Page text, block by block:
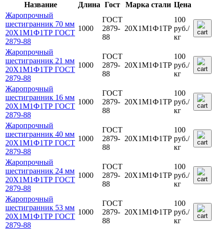
Название
Длина Гост Марка стали Цена
Жаропрочный
шестигранник 70 мм
20Х1М1Ф1ТР ГОСТ
2879-88
1000
ГОСТ
2879-
88
20Х1М1Ф1ТР
100
руб./
кг
Жаропрочный
шестигранник 21 мм
20Х1М1Ф1ТР ГОСТ
2879-88
1000
ГОСТ
2879-
88
20Х1М1Ф1ТР
100
руб./
кг
Жаропрочный
шестигранник 16 мм
20Х1М1Ф1ТР ГОСТ
2879-88
1000
ГОСТ
2879-
88
20Х1М1Ф1ТР
100
руб./
кг
Жаропрочный
шестигранник 40 мм
20Х1М1Ф1ТР ГОСТ
2879-88
1000
ГОСТ
2879-
88
20Х1М1Ф1ТР
100
руб./
кг
Жаропрочный
шестигранник 24 мм
20Х1М1Ф1ТР ГОСТ
2879-88
1000
ГОСТ
2879-
88
20Х1М1Ф1ТР
100
руб./
кг
Жаропрочный
шестигранник 53 мм
20Х1М1Ф1ТР ГОСТ
2879-88
1000
ГОСТ
2879-
88
20Х1М1Ф1ТР
100
руб./
кг